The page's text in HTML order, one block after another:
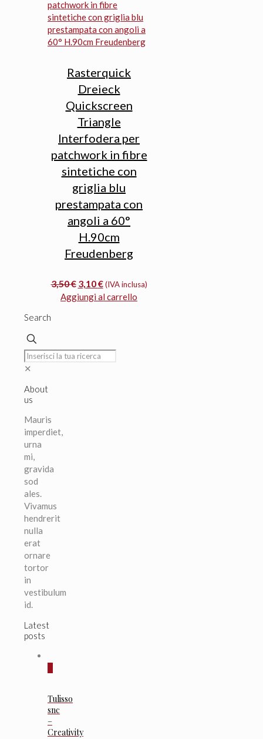
Rasterquick
Dreieck
Quickscreen
Triangle
Interfodera per
patchwork in fibre
sintetiche con
griglia blu
prestampata con
angoli a 60°
H.90cm
Freudenberg
3,50€ Il
prezzo
3,10€Il
prezzo
(IVA inclusa)
Aggiungi al carrello
Search
✕
About
us
Mauris
imperdiet,
urna
mi,
gravida
sod
ales.
Vivamus
hendrerit
nulla
erat
ornare
tortor
in
vestibulum
id.
Latest
posts
Tulisso
snc
–
Creativity